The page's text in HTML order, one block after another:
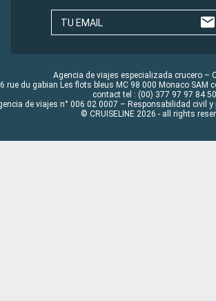
TU EMAIL
Agencia de viajes especializada crucero –
rue du gabian Les flots bleus MC 98 000 Monaco SAM
contact tel : (00) 377 97 97 84 50
de viajes n° 006 02 0007 – Responsabilidad civil y
© CRUISELINE 2026 - all rights